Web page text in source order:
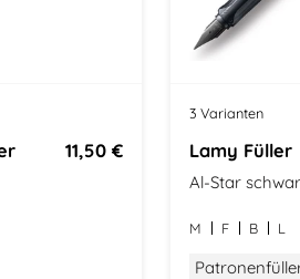
11,50 €
3 Varianten
Lamy Füller
Al-Star
M F B L